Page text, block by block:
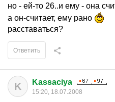
но - ей-то 26..и ему - она
а он-считает, ему рано
расставаться?
Ответить
K Kassaciya
15:20, 18.07.2008